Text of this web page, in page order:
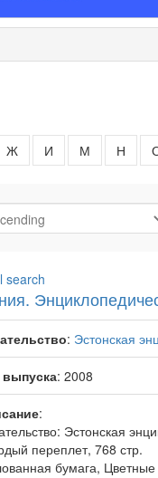
Ж И М Н
search
: Эстонская
выпуска: 2008
:
Эстонская
переплет, 768 стр.
бумага,